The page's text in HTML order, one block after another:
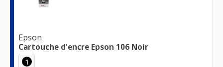
Epson
Cartouche d'encre Epson 106 Noir
1